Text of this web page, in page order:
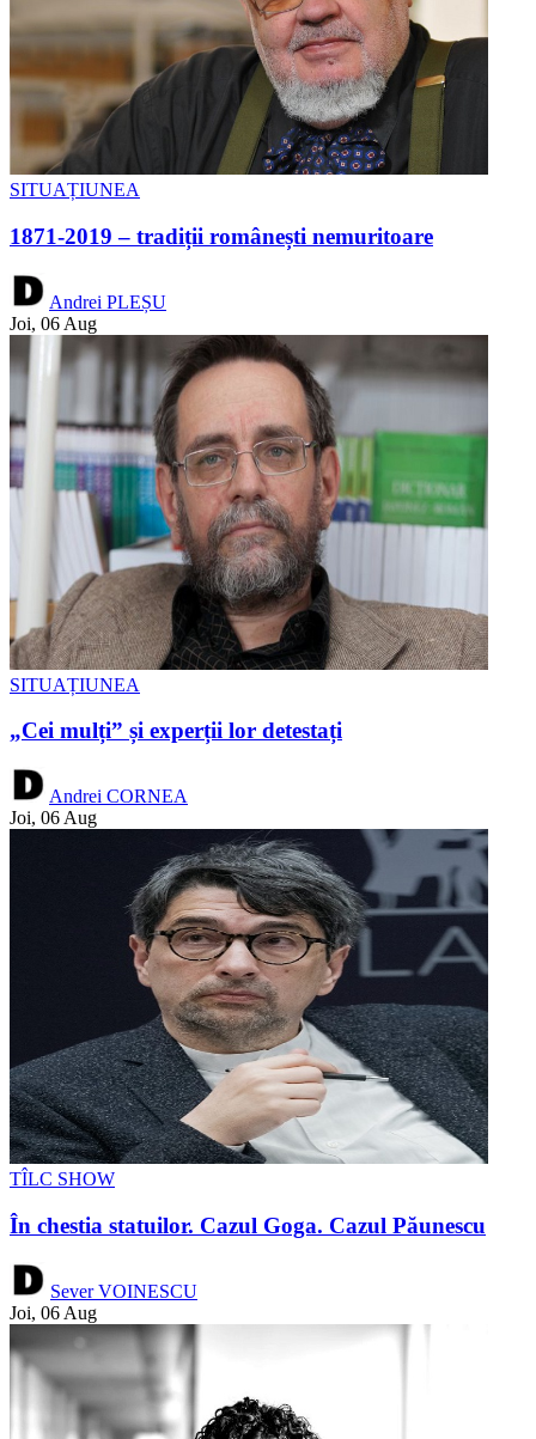
SITUAȚIUNEA
1871-2019 – tradiții românești nemuritoare
Andrei PLEȘU
Joi, 06 Aug
SITUAȚIUNEA
„Cei mulți” și experții lor detestați
Andrei CORNEA
Joi, 06 Aug
TÎLC SHOW
În chestia statuilor. Cazul Goga. Cazul Păunescu
Sever VOINESCU
Joi, 06 Aug